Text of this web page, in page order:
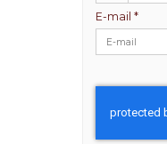
E-mail *